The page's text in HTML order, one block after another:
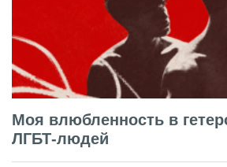
Моя влюбленность в
ЛГБТ-людей